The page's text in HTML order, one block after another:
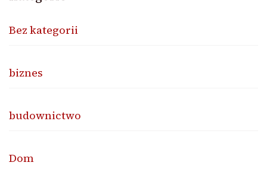
Bez kategorii
biznes
budownictwo
Dom